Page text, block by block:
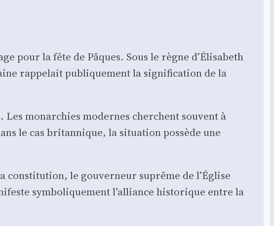
pour la fête de Pâques. Sous le règne d’Élisabeth
rap­pe­lait publi­que­ment la signi­fi­ca­tion de la
monar­chies modernes cherchent sou­vent à
le cas bri­tan­nique, la situa­tion pos­sède une
consti­tu­tion, le gou­ver­neur suprême de l’Église
sym­bo­li­que­ment l’alliance his­to­rique entre la